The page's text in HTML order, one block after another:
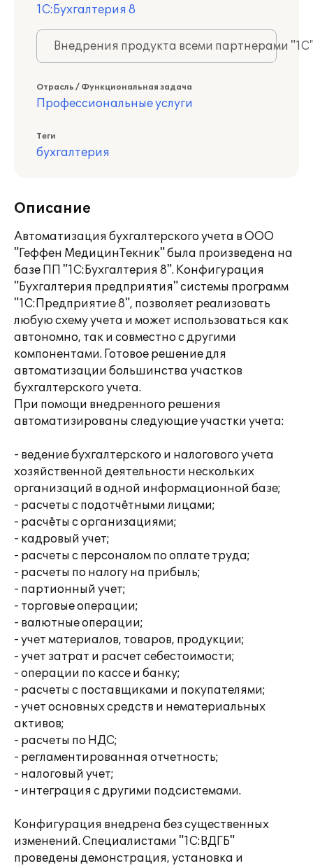
1С:Бухгалтерия 8
Внедрения продукта всеми партнерами
Отрасль / Функциональная задача
Профессиональные услуги
Теги
бухгалтерия
Описание
Автоматизация бухгалтерского учета в ООО
"Геффен МедицинТекник" была произведена на
базе ПП "1С:Бухгалтерия 8". Конфигурация
"Бухгалтерия предприятия" системы программ
"1С:Предприятие 8", позволяет реализовать
любую схему учета и может использоваться как
автономно, так и совместно с другими
компонентами. Готовое решение для
автоматизации большинства участков
бухгалтерского учета.
При помощи внедренного решения
автоматизированы следующие участки учета:
- ведение бухгалтерского и налогового учета
хозяйственной деятельности нескольких
организаций в одной информационной базе;
- расчеты с подотчётными лицами;
- расчёты с организациями;
- кадровый учет;
- расчеты с персоналом по оплате труда;
- расчеты по налогу на прибыль;
- партионный учет;
- торговые операции;
- валютные операции;
- учет материалов, товаров, продукции;
- учет затрат и расчет себестоимости;
- операции по кассе и банку;
- расчеты с поставщиками и покупателями;
- учет основных средств и нематериальных
активов;
- расчеты по НДС;
- регламентированная отчетность;
- налоговый учет;
- интеграция с другими подсистемами.
Конфигурация внедрена без существенных
изменений. Специалистами "1С:ВДГБ"
проведены демонстрация, установка и